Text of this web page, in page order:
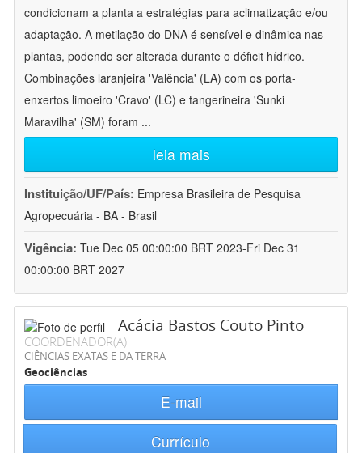
condicionam a planta a estratégias para aclimatização e/ou
adaptação. A metilação do DNA é sensível e dinâmica nas
plantas, podendo ser alterada durante o déficit hídrico.
Combinações laranjeira 'Valência' (LA) com os porta-
enxertos limoeiro 'Cravo' (LC) e tangerineira 'Sunki
Maravilha' (SM) foram ...
leia mais
Instituição/UF/País: Empresa Brasileira de Pesquisa
Agropecuária - BA - Brasil
Vigência: Tue Dec 05 00:00:00 BRT 2023-Fri Dec 31
00:00:00 BRT 2027
Acácia Bastos Couto Pinto
COORDENADOR(A)
CIÊNCIAS EXATAS E DA TERRA
Geociências
E-mail
Currículo